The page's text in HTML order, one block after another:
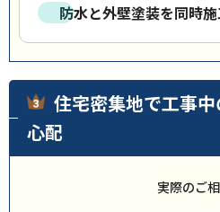
防水と外壁塗装を同時
住宅密集地で工事
心配
実際のご